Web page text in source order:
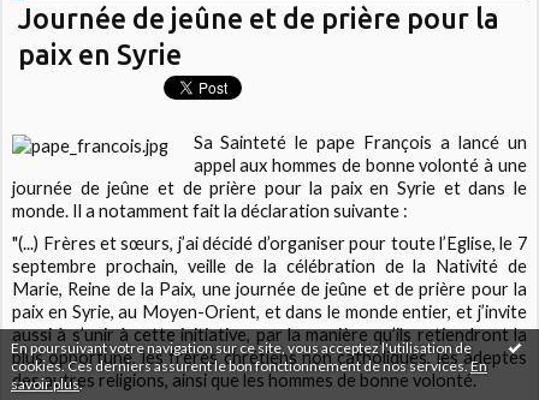
En poursuivant votre navigation sur ce site, vous acceptez l'utilisation de
cookies. Ces derniers assurent le bon fonctionnement de nos services.En
savoir plus.
Journée de jeûne et de prière pour la
paix en Syrie
Sa Sainteté le pape François a lancé un
appel aux hommes de bonne volonté à une
journée de jeûne et de prière pour la paix en Syrie et dans le
monde. Il a notamment fait la déclaration suivante :
"(...) Frères et sœurs, j’ai décidé d’organiser pour toute l’Eglise, le 7
septembre prochain, veille de la célébration de la Nativité de
Marie, Reine de la Paix, une journée de jeûne et de prière pour la
paix en Syrie, au Moyen-Orient, et dans le monde entier, et j’invite
aussi à s’unir à cette initiative, par la manière qu’ils retiendront la
plus opportune, les frères chrétiens non catholiques, les adeptes
des autres religions, ainsi que les hommes de bonne volonté.